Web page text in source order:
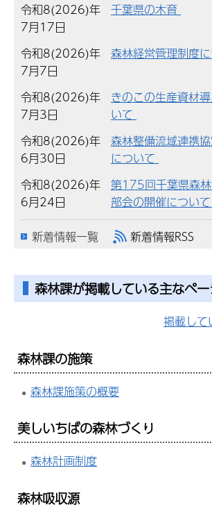
令和8(2026)年
7月17日
千葉県の木育
令和8(2026)年
7月7日
森林経営管理制度
令和8(2026)年
7月3日
きのこの生産資材
いて
令和8(2026)年
6月30日
森林整備流域連携
について
令和8(2026)年
6月24日
第175回千葉県森
部会の開催につい
新着情報一覧
新着情報RSS
森林課が掲載している主なペ
掲載して
森林課の施策
森林課施策の概要
美しいちばの森林づくり
森林計画制度
森林吸収源